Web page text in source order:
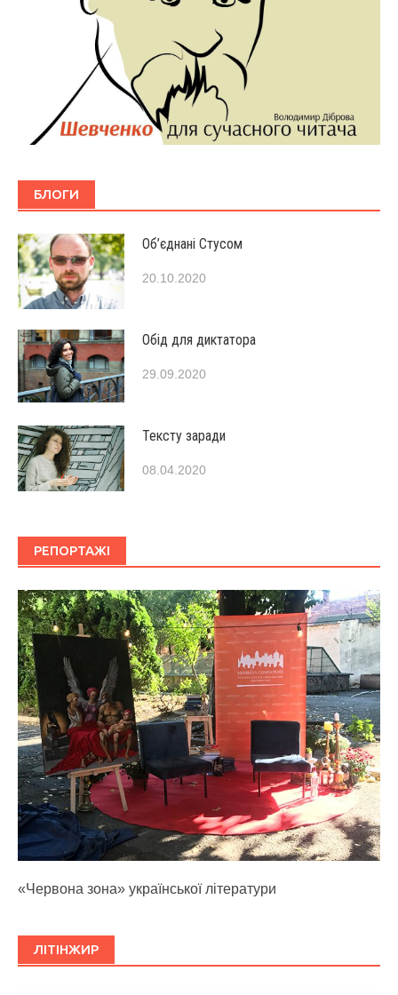
БЛОГИ
Об’єднані Стусом
20.10.2020
Обід для диктатора
29.09.2020
Тексту заради
08.04.2020
РЕПОРТАЖІ
«Червона зона» української літератури
ЛІТІНЖИР